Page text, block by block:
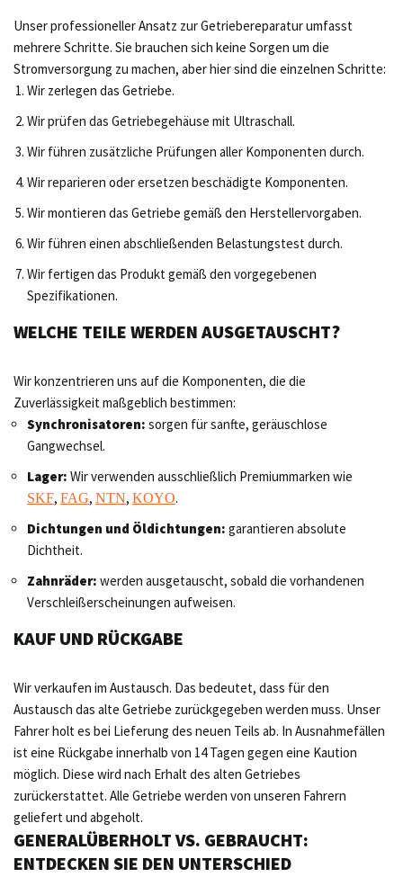
Unser professioneller Ansatz zur Getriebereparatur umfasst
mehrere Schritte. Sie brauchen sich keine Sorgen um die
Stromversorgung zu machen, aber hier sind die einzelnen Schritte:
Wir zerlegen das Getriebe.
Wir prüfen das Getriebegehäuse mit Ultraschall.
Wir führen zusätzliche Prüfungen aller Komponenten durch.
Wir reparieren oder ersetzen beschädigte Komponenten.
Wir montieren das Getriebe gemäß den Herstellervorgaben.
Wir führen einen abschließenden Belastungstest durch.
Wir fertigen das Produkt gemäß den vorgegebenen
Spezifikationen.
WELCHE TEILE WERDEN AUSGETAUSCHT?
Wir konzentrieren uns auf die Komponenten, die die
Zuverlässigkeit maßgeblich bestimmen:
Synchronisatoren: sorgen für sanfte, geräuschlose
Gangwechsel.
Lager: Wir verwenden ausschließlich Premiummarken wie
SKF, FAG, NTN, KOYO.
Dichtungen und Öldichtungen: garantieren absolute
Dichtheit.
Zahnräder: werden ausgetauscht, sobald die vorhandenen
Verschleißerscheinungen aufweisen.
KAUF UND RÜCKGABE
Wir verkaufen im Austausch. Das bedeutet, dass für den
Austausch das alte Getriebe zurückgegeben werden muss. Unser
Fahrer holt es bei Lieferung des neuen Teils ab. In Ausnahmefällen
ist eine Rückgabe innerhalb von 14 Tagen gegen eine Kaution
möglich. Diese wird nach Erhalt des alten Getriebes
zurückerstattet. Alle Getriebe werden von unseren Fahrern
geliefert und abgeholt.
GENERALÜBERHOLT VS. GEBRAUCHT:
ENTDECKEN SIE DEN UNTERSCHIED